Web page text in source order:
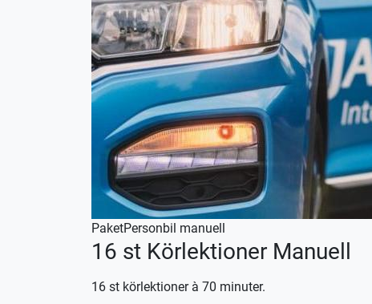
PaketPersonbil manuell
16 st Körlektioner Manuell
16 st körlektioner à 70 minuter.